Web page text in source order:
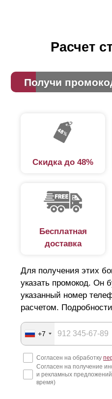
Расчет
Получи
Скидка до 48%
Бесплатная
доставка
Для получения этих
указать промокод. Он
указанный номер
расчетом.
+7
Согласен на обработку
Согласен на получение
и рекламных
время)